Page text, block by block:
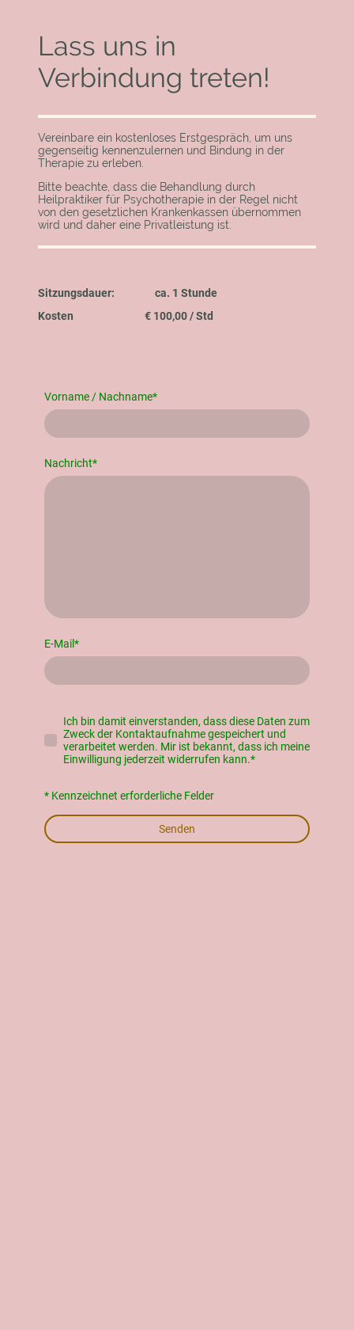
Lass uns in
Verbindung treten!
Vereinbare ein kostenloses Erstgespräch, um uns
gegenseitig kennenzulernen und Bindung in der
Therapie zu erleben.
Bitte beachte, dass die Behandlung durch
Heilpraktiker für Psychotherapie in der Regel nicht
von den gesetzlichen Krankenkassen übernommen
wird und daher eine Privatleistung ist.
Sitzungsdauer: ca. 1 Stunde
Kosten € 100,00 / Std
Vorname / Nachname*
Nachricht*
E-Mail*
Ich bin damit einverstanden, dass diese Daten zum
Zweck der Kontaktaufnahme gespeichert und
verarbeitet werden. Mir ist bekannt, dass ich meine
Einwilligung jederzeit widerrufen kann.*
* Kennzeichnet erforderliche Felder
Senden